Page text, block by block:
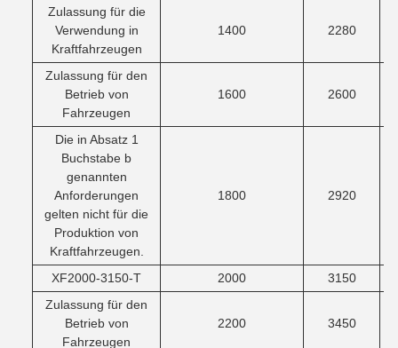
Zulassung für die
Verwendung in
Kraftfahrzeugen
1400 2280
Zulassung für den
Betrieb von
Fahrzeugen
1600 2600
Die in Absatz 1
Buchstabe b
genannten
Anforderungen
gelten nicht für die
Produktion von
Kraftfahrzeugen.
1800 2920
XF2000-3150-T 2000
3150
Zulassung für den
Betrieb von
Fahrzeugen
2200 3450